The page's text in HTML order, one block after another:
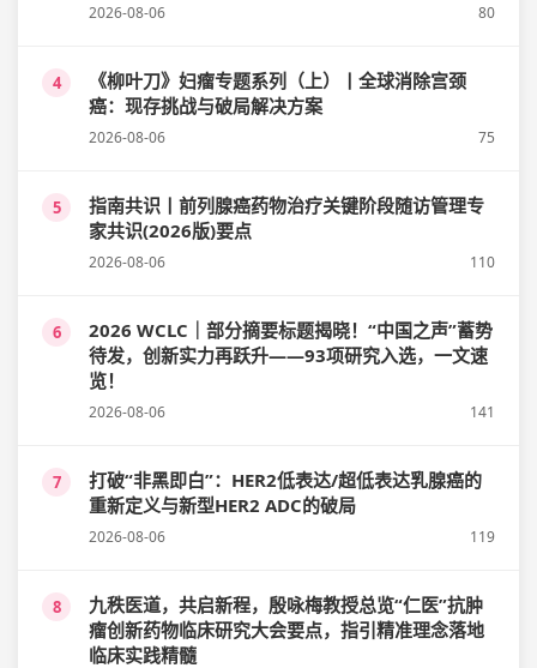
2026-08-06 80
4
《柳叶刀》妇瘤专题系列（上）丨全球消除宫颈
癌：现存挑战与破局解决方案
2026-08-06 75
5
指南共识丨前列腺癌药物治疗关键阶段随访管理专
家共识(2026版)要点
2026-08-06 110
6
2026 WCLC｜部分摘要标题揭晓！“中国之声”蓄势
待发，创新实力再跃升——93项研究入选，一文速
览！
2026-08-06 141
7
打破“非黑即白”：HER2低表达/超低表达乳腺癌的
重新定义与新型HER2 ADC的破局
2026-08-06 119
8
九秩医道，共启新程，殷咏梅教授总览“仁医”抗肿
瘤创新药物临床研究大会要点，指引精准理念落地
临床实践精髓